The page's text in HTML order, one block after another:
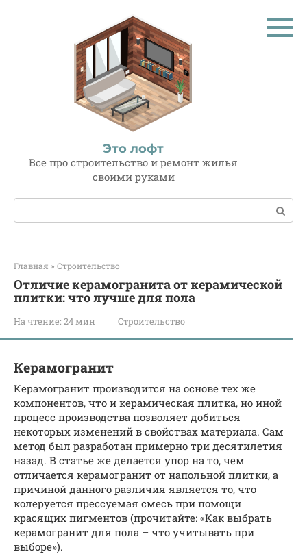
Это лофт
Все про строительство и ремонт жилья
своими руками
Поиск:
Главная » Строительство
Отличие керамогранита от керамической
плитки: что лучше для пола
На чтение: 24 мин Строительство
Керамогранит
Керамогранит производится на основе тех же
компонентов, что и керамическая плитка, но иной
процесс производства позволяет добиться
некоторых изменений в свойствах материала. Сам
метод был разработан примерно три десятилетия
назад. В статье же делается упор на то, чем
отличается керамогранит от напольной плитки, а
причиной данного различия является то, что
колеруется прессуемая смесь при помощи
красящих пигментов (прочитайте: «Как выбрать
керамогранит для пола – что учитывать при
выборе»).